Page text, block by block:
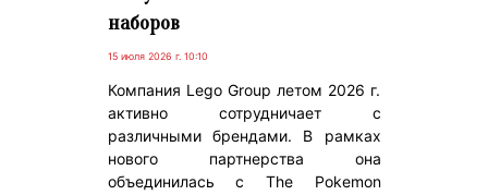
наборов
15 июля 2026 г. 10:10
Компания Lego Group летом 2026 г.
активно сотрудничает с
различными брендами. В рамках
нового партнерства она
объединилась с The Pokemon